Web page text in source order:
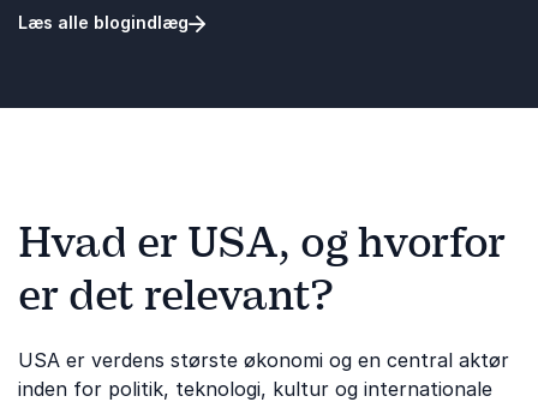
Læs alle blogindlæg
Hvad er USA, og hvorfor
er det relevant?
USA er verdens største økonomi og en central aktør
inden for politik, teknologi, kultur og internationale